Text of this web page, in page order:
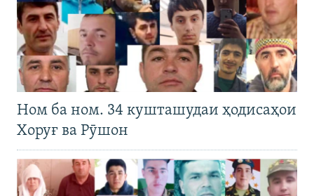
Ном ба ном. 34 кушташудаи ҳодисаҳои
Хоруғ ва Рӯшон